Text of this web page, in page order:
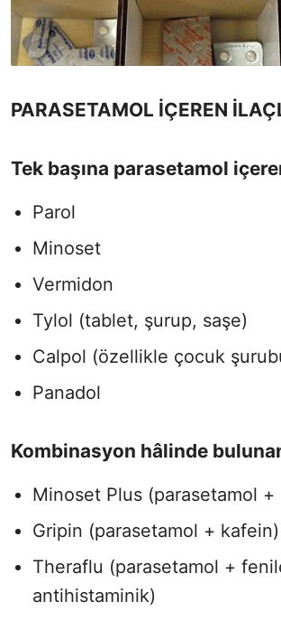
PARASETAMOL İÇEREN
Tek başına parasetamol
Parol
Minoset
Vermidon
Tylol (tablet, şurup, saşe)
Calpol (özellikle çocuk
Panadol
Kombinasyon hâlinde
Minoset Plus (parasetamol +
Gripin (parasetamol + kafein)
Theraflu (parasetamol +
antihistaminik)